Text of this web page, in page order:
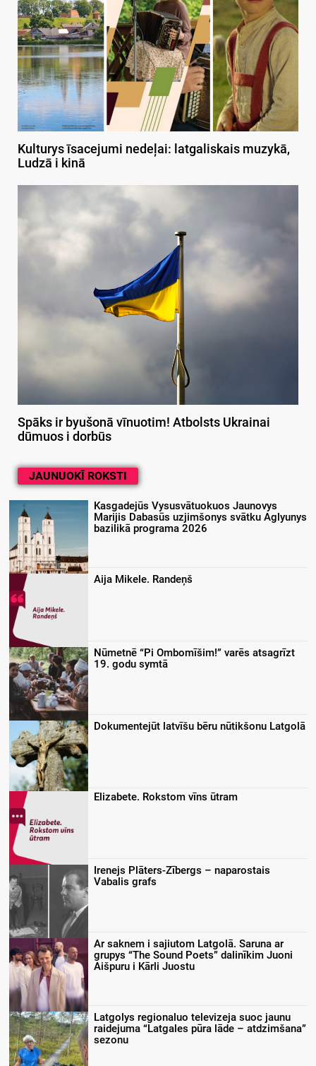
Kulturys īsacejumi nedeļai: latgaliskais muzykā,
Ludzā i kinā
Spāks ir byušonā vīnuotim! Atbolsts Ukrainai
dūmuos i dorbūs
JAUNUOKĪ ROKSTI
Kasgadejūs Vysusvātuokuos Jaunovys
Marijis Dabasūs uzjimšonys svātku Aglyunys
bazilikā programa 2026
Aija Mikele. Randeņš
Nūmetnē “Pi Ombomīšim!” varēs atsagrīzt
19. godu symtā
Dokumentejūt latvīšu bēru nūtikšonu Latgolā
Elizabete. Rokstom vīns ūtram
Irenejs Plāters-Zībergs – naparostais
Vabalis grafs
Ar saknem i sajiutom Latgolā. Saruna ar
grupys “The Sound Poets” dalinīkim Juoni
Aišpuru i Kārli Juostu
Latgolys regionaluo televizeja suoc jaunu
raidejuma “Latgales pūra lāde – atdzimšana”
sezonu